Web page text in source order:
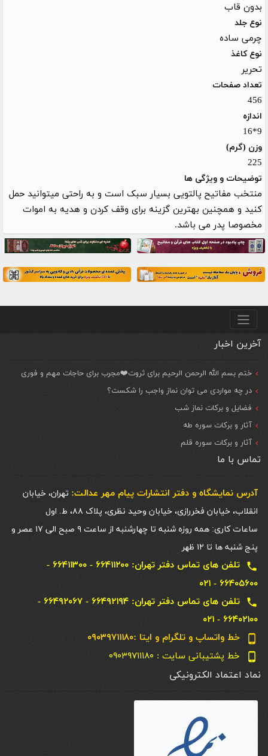
بدون قاب
نوع جلد
چرمی ساده
نوع کاغذ
تحریر
تعداد صفحات
456
اندازه
9*16
وزن (گرم)
225
توضیحات و ویژگی ها
منتخب مفاتیح پالتویی بسیار سبک است و به راحتی میتوانید حمل
کنید و همچنین بهترین گزینه برای وقف کردن و هدیه به اموات
مخصوصا پدر می باشد.
منو پایین
آخرین اخبار
ختم بسم الله الرحمن الرحیم برای ثروت❤️مجرب برای حاجات مهم و فوری
در چه مواردی می توان نماز واجب را شکست؟
فضایل و برکات نماز شب
آثار و برکات سوره طه
آثار و برکات سوره قلم
تماس با ما
آدرس نمایشگاه و دفتر انتشارات پيام مهر عدالت: تهران، خیابان
انقلاب، خیابان فخررازی، خیابان وحید نظری، پلاک ۸۸، ط. اول
ساعات کاری: همه روزه شنبه تا چهارشنبه از ساعت ۹ صبح الی ۱۷ عصر و
پنج شنبه ها تا ۱۲ ظهر
local_phone
تلفن های تماس دفتر تهران: ۶۶۴۱۱۲۰۰ - ۶۶۴۱۱۳۰۰ -
۶۶۴۰۵۶۰۰ - ۰۲۱
local_phone
تلفن های تماس دفتر تهران: ۶۶۴۹۲۱۹۴ - ۶۶۴۹۲۰۶۷ -
۶۶۴۰۲۱۰۰ - ۰۲۱
phone_android خط واتساپ و تلگرام و ایتا :۰۹۰۳۹۷۱۱۱۸۰
phone_android خط پشتیبانی سایت : ۰۹۰۳۹۷۱۱۱۸۰
نماد اعتماد الکترونیکی